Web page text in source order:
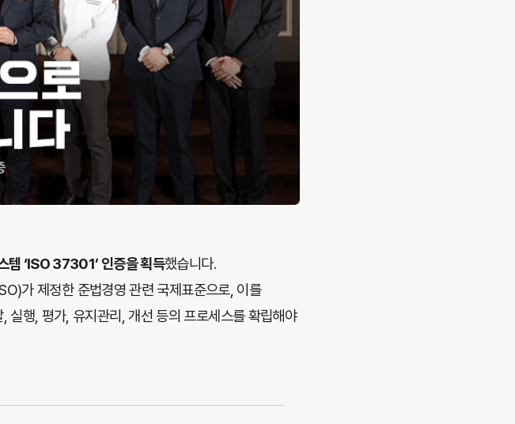
템 ‘ISO 37301’ 인증을 획득했습니다.
가 제정한 준법경영 관련 국제표준으로, 이를
실행, 평가, 유지관리, 개선 등의 프로세스를 확립해야